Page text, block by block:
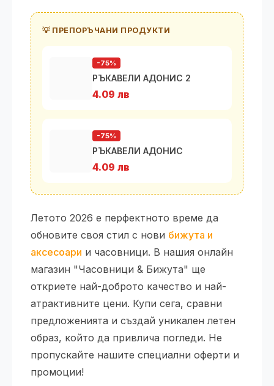
💡 ПРЕПОРЪЧАНИ ПРОДУКТИ
-75%
РЪКАВЕЛИ АДОНИС 2
4.09 лв
-75%
РЪКАВЕЛИ АДОНИС
4.09 лв
Летото 2026 е перфектното време да
обновите своя стил с нови бижута и
аксесоари и часовници. В нашия онлайн
магазин "Часовници & Бижута" ще
откриете най-доброто качество и най-
атрактивните цени. Купи сега, сравни
предложенията и създай уникален летен
образ, който да привлича погледи. Не
пропускайте нашите специални оферти и
промоции!